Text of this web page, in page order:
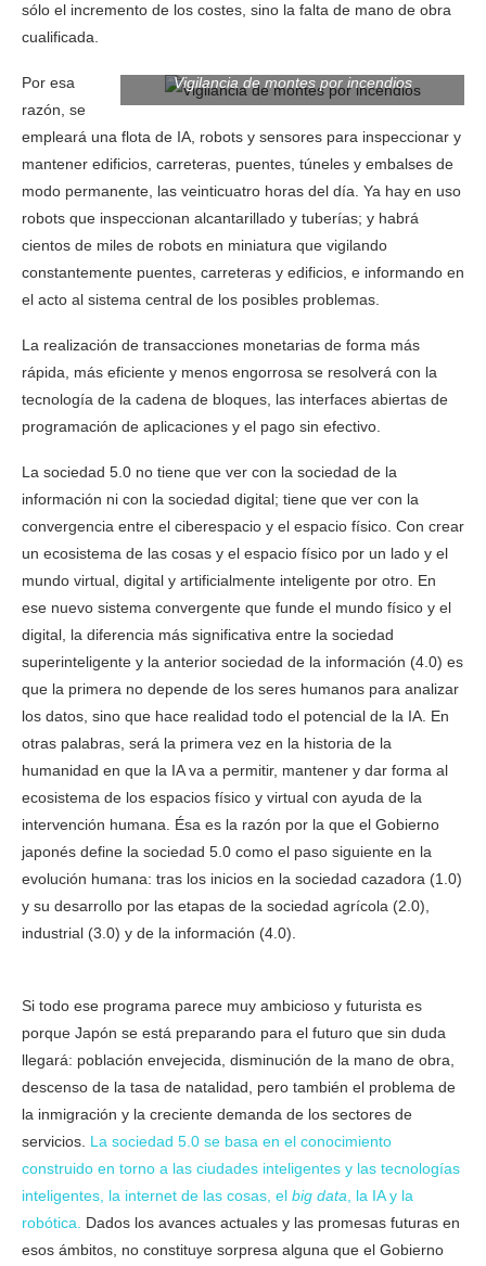
sólo el incremento de los costes, sino la falta de mano de obra
cualificada.
Vigilancia de montes por incendios
Por esa
razón, se
empleará una flota de IA, robots y sensores para inspeccionar y
mantener edificios, carreteras, puentes, túneles y embalses de
modo permanente, las veinticuatro horas del día. Ya hay en uso
robots que inspeccionan alcantarillado y tuberías; y habrá
cientos de miles de robots en miniatura que vigilando
constantemente puentes, carreteras y edificios, e informando en
el acto al sistema central de los posibles problemas.
La realización de transacciones monetarias de forma más
rápida, más eficiente y menos engorrosa se resolverá con la
tecnología de la cadena de bloques, las interfaces abiertas de
programación de aplicaciones y el pago sin efectivo.
La sociedad 5.0 no tiene que ver con la sociedad de la
información ni con la sociedad digital; tiene que ver con la
convergencia entre el ciberespacio y el espacio físico. Con crear
un ecosistema de las cosas y el espacio físico por un lado y el
mundo virtual, digital y artificialmente inteligente por otro. En
ese nuevo sistema convergente que funde el mundo físico y el
digital, la diferencia más significativa entre la sociedad
superinteligente y la anterior sociedad de la información (4.0) es
que la primera no depende de los seres humanos para analizar
los datos, sino que hace realidad todo el potencial de la IA. En
otras palabras, será la primera vez en la historia de la
humanidad en que la IA va a permitir, mantener y dar forma al
ecosistema de los espacios físico y virtual con ayuda de la
intervención humana. Ésa es la razón por la que el Gobierno
japonés define la sociedad 5.0 como el paso siguiente en la
evolución humana: tras los inicios en la sociedad cazadora (1.0)
y su desarrollo por las etapas de la sociedad agrícola (2.0),
industrial (3.0) y de la información (4.0).
Si todo ese programa parece muy ambicioso y futurista es
porque Japón se está preparando para el futuro que sin duda
llegará: población envejecida, disminución de la mano de obra,
descenso de la tasa de natalidad, pero también el problema de
la inmigración y la creciente demanda de los sectores de
servicios. La sociedad 5.0 se basa en el conocimiento
construido en torno a las ciudades inteligentes y las tecnologías
inteligentes, la internet de las cosas, el big data, la IA y la
robótica. Dados los avances actuales y las promesas futuras en
esos ámbitos, no constituye sorpresa alguna que el Gobierno